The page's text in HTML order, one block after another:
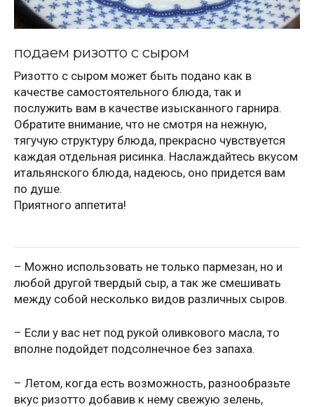
подаем ризотто с сыром
Ризотто с сыром может быть подано как в
качестве самостоятельного блюда, так и
послужить вам в качестве изысканного гарнира.
Обратите внимание, что не смотря на нежную,
тягучую структуру блюда, прекрасно чувствуется
каждая отдельная рисинка. Наслаждайтесь вкусом
итальянского блюда, надеюсь, оно придется вам
по душе.
Приятного аппетита!
– Можно использовать не только пармезан, но и
любой другой твердый сыр, а так же смешивать
между собой несколько видов различных сыров.
– Если у вас нет под рукой оливкового масла, то
вполне подойдет подсолнечное без запаха.
– Летом, когда есть возможность, разнообразьте
вкус ризотто добавив к нему свежую зелень,